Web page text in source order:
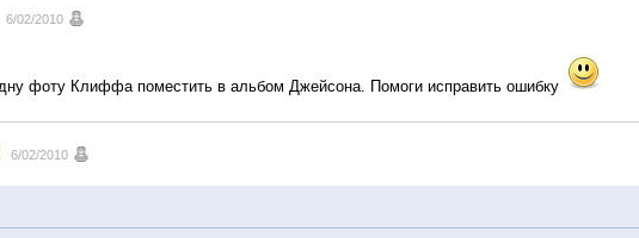
6/02/2010
фоту Клиффа поместить в альбом Джейсона. Помоги исправить ошибку
6/02/2010